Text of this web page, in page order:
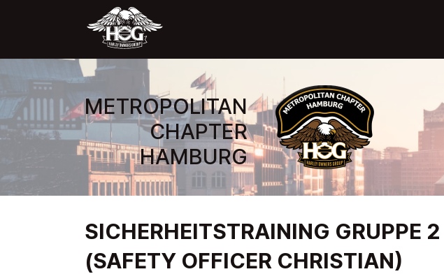
METROPOLITAN
CHAPTER
HAMBURG
SICHERHEITSTRAINING GRUPPE 2
(SAFETY OFFICER CHRISTIAN)